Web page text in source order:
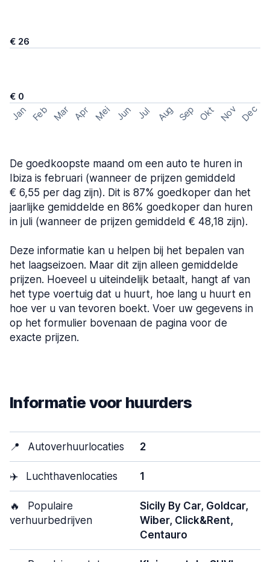
€ 26
€ 0
Jan Feb Mar Apr Mei Jun Jul Aug Sep Okt Nov Dec
De goedkoopste maand om een auto te huren in
Ibiza is februari (wanneer de prijzen gemiddeld
€ 6,55 per dag zijn). Dit is 87% goedkoper dan het
jaarlijke gemiddelde en 86% goedkoper dan huren
in juli (wanneer de prijzen gemiddeld € 48,18 zijn).
Deze informatie kan u helpen bij het bepalen van
het laagseizoen. Maar dit zijn alleen gemiddelde
prijzen. Hoeveel u uiteindelijk betaalt, hangt af van
het type voertuig dat u huurt, hoe lang u huurt en
hoe ver u van tevoren boekt. Voer uw gegevens in
op het formulier bovenaan de pagina voor de
exacte prijzen.
Informatie voor huurders
📍 Autoverhuurlocaties 2
✈️ Luchthavenlocaties 1
🔥
Populaire
verhuurbedrijven
Sicily By Car, Goldcar,
Wiber, Click&Rent,
Centauro